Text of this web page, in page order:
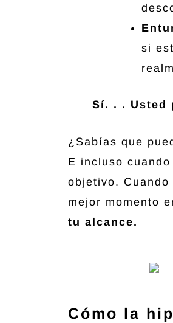
si
Sí. . . Usted
¿Sabías que
E incluso
objetivo.
mejor momento
tu alcance.
Cómo la